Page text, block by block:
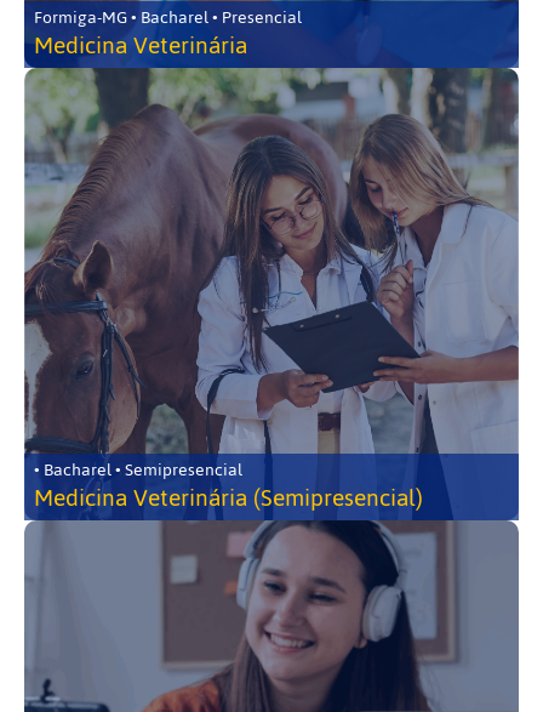
Formiga-MG • Bacharel • Presencial
Medicina Veterinária
• Bacharel • Semipresencial
Medicina Veterinária (Semipresencial)